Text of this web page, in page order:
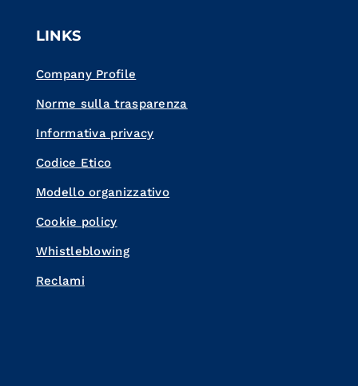
LINKS
Company Profile
Norme sulla trasparenza
Informativa privacy
Codice Etico
Modello organizzativo
Cookie policy
Whistleblowing
Reclami